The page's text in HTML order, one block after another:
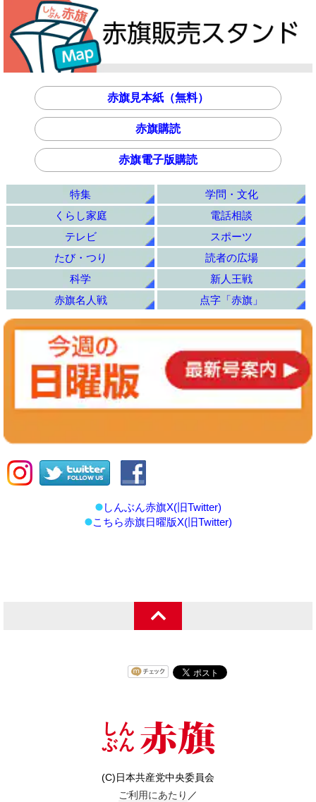
赤旗見本紙（無料）
赤旗購読
赤旗電子版購読
特集
学問・文化
くらし家庭
電話相談
テレビ
スポーツ
たび・つり
読者の広場
科学
新人王戦
赤旗名人戦
点字「赤旗」
しんぶん赤旗X(旧Twitter)
こちら赤旗日曜版X(旧Twitter)
(C)日本共産党中央委員会
ご利用にあたり ／